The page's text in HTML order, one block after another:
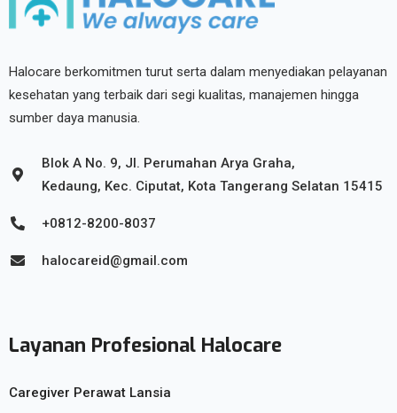
Halocare berkomitmen turut serta dalam menyediakan pelayanan
kesehatan yang terbaik dari segi kualitas, manajemen hingga
sumber daya manusia.
Blok A No. 9, Jl. Perumahan Arya Graha,
Kedaung, Kec. Ciputat, Kota Tangerang Selatan 15415
+0812-8200-8037
halocareid@gmail.com
Layanan Profesional Halocare
Caregiver Perawat Lansia